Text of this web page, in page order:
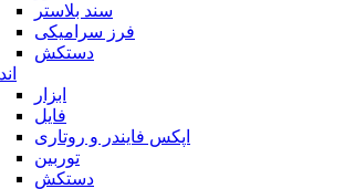
سند بلاستر
فرز سرامیکی
دستکش
ابزار
فایل
اپکس فایندر و روتاری
توربین
دستکش